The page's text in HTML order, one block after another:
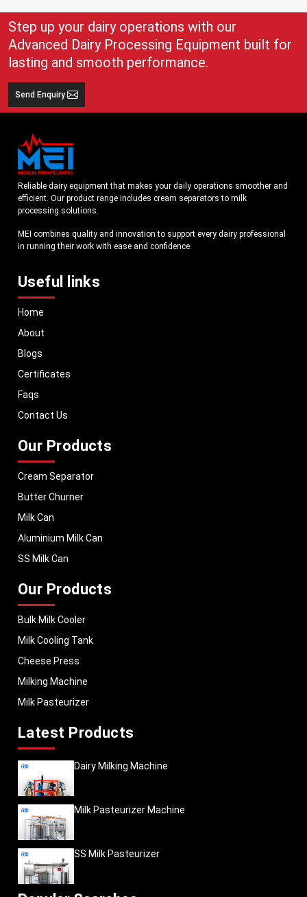
Step up your dairy operations with our
Advanced Dairy Processing Equipment built for
lasting and smooth performance.
Send Enquiry
Reliable dairy equipment that makes your daily operations smoother and
efficient. Our product range includes cream separators to milk
processing solutions.
MEI combines quality and innovation to support every dairy professional
in running their work with ease and confidence.
Useful links
Home
About
Blogs
Certificates
Faqs
Contact Us
Our Products
Cream Separator
Butter Churner
Milk Can
Aluminium Milk Can
SS Milk Can
Our Products
Bulk Milk Cooler
Milk Cooling Tank
Cheese Press
Milking Machine
Milk Pasteurizer
Latest Products
Dairy Milking Machine
Milk Pasteurizer Machine
SS Milk Pasteurizer